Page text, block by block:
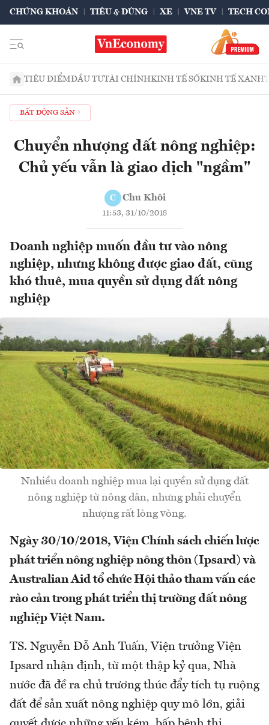
CHỨNG KHOÁN TIÊU & DÙNG XE VNE TV TECH
TIÊU ĐIỂMĐẦU TƯTÀI CHÍNHKINH TẾ SỐKINH TẾ XANH
BẤT ĐỘNG SẢN
Chuyển nhượng đất nông nghiệp:
Chủ yếu vẫn là giao dịch "ngầm"
C Chu Khôi
11:53, 31/10/2018
Doanh nghiệp muốn đầu tư vào nông
nghiệp, nhưng không được giao đất, cũng
khó thuê, mua quyền sử dụng đất nông
nghiệp
Nnhiều doanh nghiệp mua lại quyền sử dụng đất
nông nghiệp từ nông dân, nhưng phải chuyển
nhượng rất lòng vòng.
Ngày 30/10/2018, Viện Chính sách chiến lược
phát triển nông nghiệp nông thôn (Ipsard) và
Australian Aid tổ chức Hội thảo tham vấn các
rào cản trong phát triển thị trường đất nông
nghiệp Việt Nam.
TS. Nguyễn Đỗ Anh Tuấn, Viện trưởng Viện
Ipsard nhận định, từ một thập kỷ qua, Nhà
nước đã đề ra chủ trương thúc đẩy tích tụ ruộng
đất để sản xuất nông nghiệp quy mô lớn, giải